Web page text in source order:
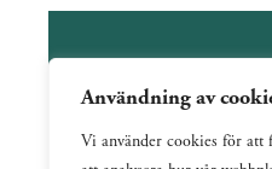
Användning av
Vi använder cookies för att
verksamt sedan